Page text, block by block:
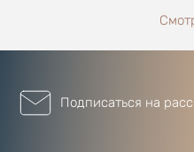
Подписаться на